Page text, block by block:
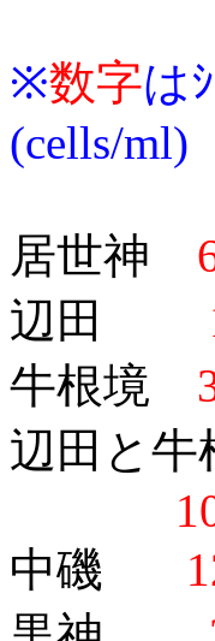
※数字は
(cells/ml)
居世神
辺田
牛根境
辺田と牛
中磯